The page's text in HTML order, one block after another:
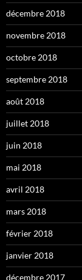
décembre 2018
novembre 2018
octobre 2018
septembre 2018
août 2018
juillet 2018
juin 2018
mai 2018
avril 2018
mars 2018
février 2018
janvier 2018
décembre 2017